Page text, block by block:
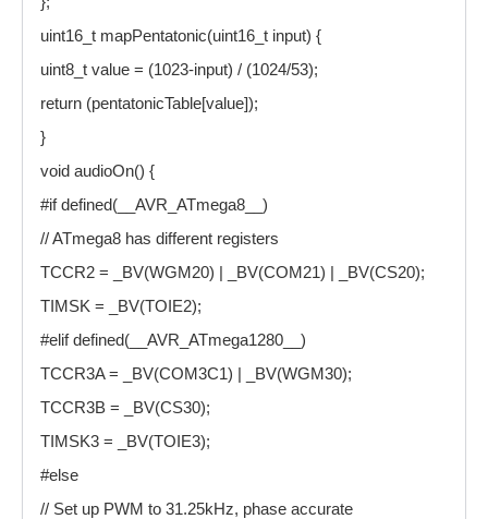
uint16_t mapPentatonic(uint16_t input) {
uint8_t value = (1023-input) / (1024/53);
return (pentatonicTable[value]);
}
void audioOn() {
#if defined(__AVR_ATmega8__)
// ATmega8 has different registers
TCCR2 = _BV(WGM20) | _BV(COM21) | _BV(CS20);
TIMSK = _BV(TOIE2);
#elif defined(__AVR_ATmega1280__)
TCCR3A = _BV(COM3C1) | _BV(WGM30);
TCCR3B = _BV(CS30);
TIMSK3 = _BV(TOIE3);
#else
// Set up PWM to 31.25kHz, phase accurate